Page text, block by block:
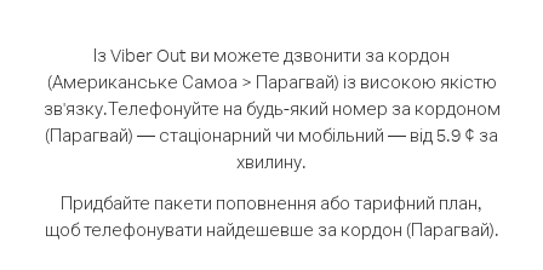
Із Viber Out ви можете дзвонити за кордон
(Американське Самоа > Парагвай) із високою якістю
зв'язку.Телефонуйте на будь-який номер за кордоном
(Парагвай) — стаціонарний чи мобільний — від 5.9 ¢ за
хвилину.
Придбайте пакети поповнення або тарифний план,
щоб телефонувати найдешевше за кордон (Парагвай).